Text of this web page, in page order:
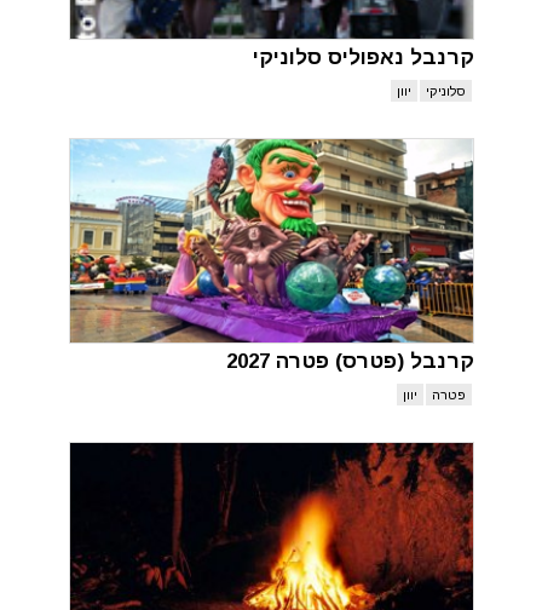
קרנבל נאפוליס סלוניקי
סלוניקי יוון
קרנבל (פטרס) פטרה 2027
פטרה יוון